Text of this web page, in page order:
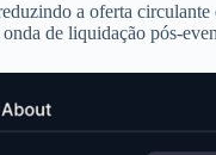
a oferta
de liquidação pós-